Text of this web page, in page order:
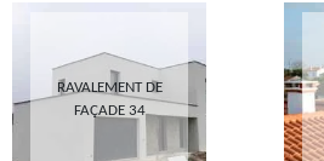
RAVALEMENT DE
FAÇADE 34